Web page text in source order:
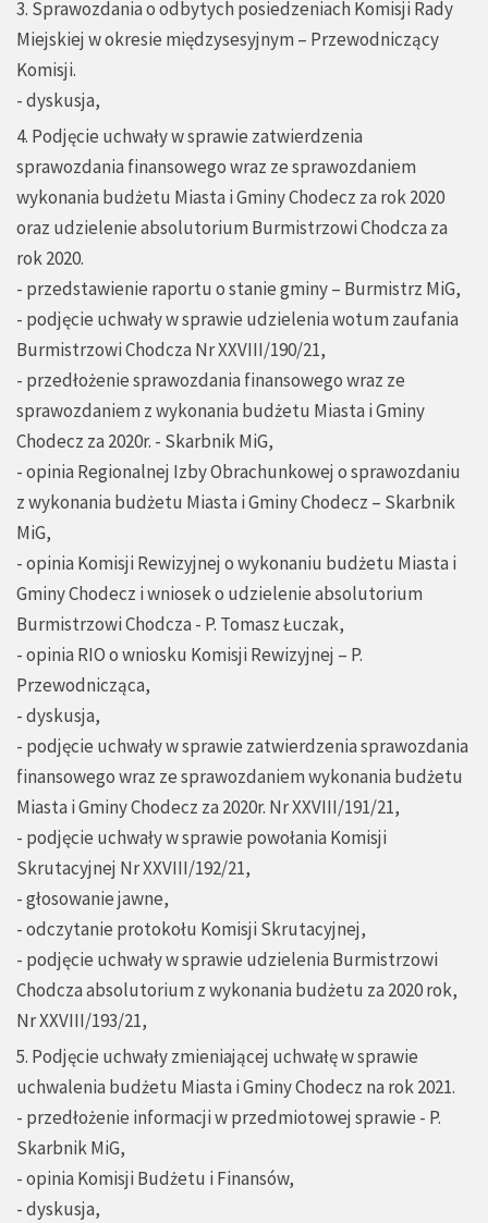
3. Sprawozdania o odbytych posiedzeniach Komisji Rady
Miejskiej w okresie międzysesyjnym – Przewodniczący
Komisji.
- dyskusja,
4. Podjęcie uchwały w sprawie zatwierdzenia
sprawozdania finansowego wraz ze sprawozdaniem
wykonania budżetu Miasta i Gminy Chodecz za rok 2020
oraz udzielenie absolutorium Burmistrzowi Chodcza za
rok 2020.
- przedstawienie raportu o stanie gminy – Burmistrz MiG,
- podjęcie uchwały w sprawie udzielenia wotum zaufania
Burmistrzowi Chodcza Nr XXVIII/190/21,
- przedłożenie sprawozdania finansowego wraz ze
sprawozdaniem z wykonania budżetu Miasta i Gminy
Chodecz za 2020r. - Skarbnik MiG,
- opinia Regionalnej Izby Obrachunkowej o sprawozdaniu
z wykonania budżetu Miasta i Gminy Chodecz – Skarbnik
MiG,
- opinia Komisji Rewizyjnej o wykonaniu budżetu Miasta i
Gminy Chodecz i wniosek o udzielenie absolutorium
Burmistrzowi Chodcza - P. Tomasz Łuczak,
- opinia RIO o wniosku Komisji Rewizyjnej – P.
Przewodnicząca,
- dyskusja,
- podjęcie uchwały w sprawie zatwierdzenia sprawozdania
finansowego wraz ze sprawozdaniem wykonania budżetu
Miasta i Gminy Chodecz za 2020r. Nr XXVIII/191/21,
- podjęcie uchwały w sprawie powołania Komisji
Skrutacyjnej Nr XXVIII/192/21,
- głosowanie jawne,
- odczytanie protokołu Komisji Skrutacyjnej,
- podjęcie uchwały w sprawie udzielenia Burmistrzowi
Chodcza absolutorium z wykonania budżetu za 2020 rok,
Nr XXVIII/193/21,
5. Podjęcie uchwały zmieniającej uchwałę w sprawie
uchwalenia budżetu Miasta i Gminy Chodecz na rok 2021.
- przedłożenie informacji w przedmiotowej sprawie - P.
Skarbnik MiG,
- opinia Komisji Budżetu i Finansów,
- dyskusja,